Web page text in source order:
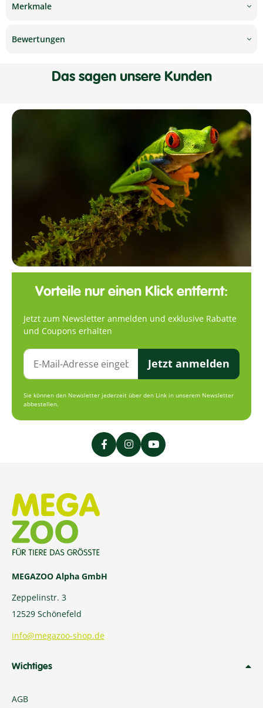
Merkmale
Bewertungen
Das sagen unsere Kunden
Vorteile nur einen Klick entfernt:
Jetzt zum Newsletter anmelden und exklusive Rabatte
und Coupons erhalten
Jetzt anmelden
Sie können den Newsletter jederzeit über den Link in unserem Newsletter
abbestellen.
MEGAZOO Alpha GmbH
Zeppelinstr. 3
12529 Schönefeld
info@megazoo-shop.de
Wichtiges
AGB